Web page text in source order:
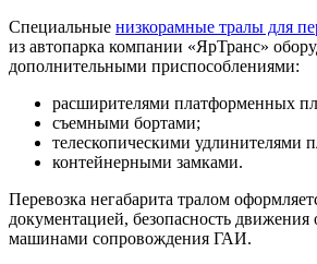
Специальные низкорамные тралы для
из автопарка компании «ЯрТранс»
дополнительными приспособлениями:
расширителями платформенных
съемными бортами;
телескопическими удлинителями
контейнерными замками.
Перевозка негабарита тралом
документацией, безопасность движения
машинами сопровождения ГАИ.